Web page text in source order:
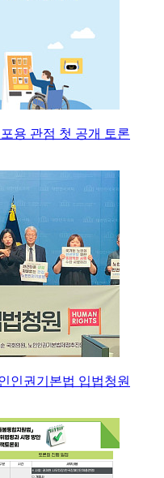
용 관점 첫 공개 토론
인권기본법 입법청원